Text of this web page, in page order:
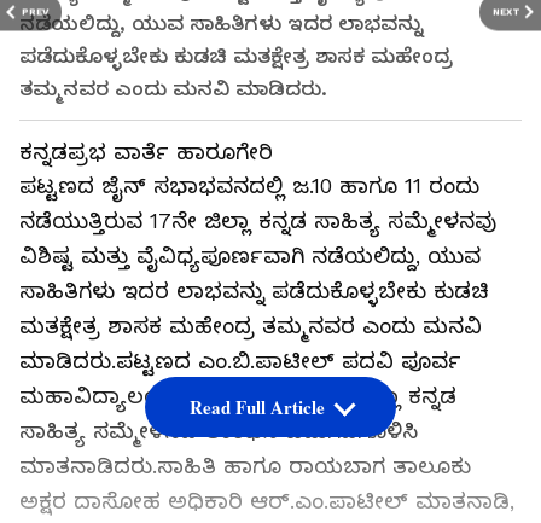
PREV NEXT
ನಡೆಯಲಿದ್ದು, ಯುವ ಸಾಹಿತಿಗಳು ಇದರ ಲಾಭವನ್ನು
ಪಡೆದುಕೊಳ್ಳಬೇಕು ಕುಡಚಿ ಮತಕ್ಷೇತ್ರ ಶಾಸಕ ಮಹೇಂದ್ರ
ತಮ್ಮನವರ ಎಂದು ಮನವಿ ಮಾಡಿದರು.
ಕನ್ನಡಪ್ರಭ ವಾರ್ತೆ ಹಾರೂಗೇರಿ
ಪಟ್ಟಣದ ಜೈನ್‌ ಸಭಾಭವನದಲ್ಲಿ ಜ.10 ಹಾಗೂ 11 ರಂದು
ನಡೆಯುತ್ತಿರುವ 17ನೇ ಜಿಲ್ಲಾ ಕನ್ನಡ ಸಾಹಿತ್ಯ ಸಮ್ಮೇಳನವು
ವಿಶಿಷ್ಟ ಮತ್ತು ವೈವಿಧ್ಯಪೂರ್ಣವಾಗಿ ನಡೆಯಲಿದ್ದು, ಯುವ
ಸಾಹಿತಿಗಳು ಇದರ ಲಾಭವನ್ನು ಪಡೆದುಕೊಳ್ಳಬೇಕು ಕುಡಚಿ
ಮತಕ್ಷೇತ್ರ ಶಾಸಕ ಮಹೇಂದ್ರ ತಮ್ಮನವರ ಎಂದು ಮನವಿ
ಮಾಡಿದರು.ಪಟ್ಟಣದ ಎಂ.ಬಿ.ಪಾಟೀಲ್ ಪದವಿ ಪೂರ್ವ
ಮಹಾವಿದ್ಯಾಲಯದಲ್ಲಿ 17ನೇ ಬೆಳಗಾವಿ ಜಿಲ್ಲಾ ಕನ್ನಡ
ಸಾಹಿತ್ಯ ಸಮ್ಮೇಳನದ ಲಾಂಛನ ಬಿಡುಗಡೆಗೊಳಿಸಿ
ಮಾತನಾಡಿದರು.ಸಾಹಿತಿ ಹಾಗೂ ರಾಯಬಾಗ ತಾಲೂಕು
ಅಕ್ಷರ ದಾಸೋಹ ಅಧಿಕಾರಿ ಆರ್.ಎಂ.ಪಾಟೀಲ್ ಮಾತನಾಡಿ,
Read Full Article